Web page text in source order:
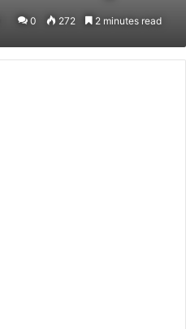
0 272 2 minutes read